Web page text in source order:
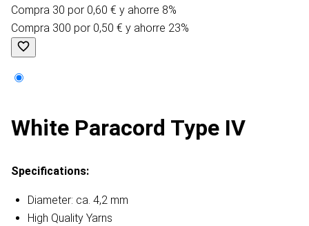
Compra 30 por 0,60 € y ahorre 8%
Compra 300 por 0,50 € y ahorre 23%
White Paracord Type IV
Specifications:
Diameter: ca. 4,2 mm
High Quality Yarns